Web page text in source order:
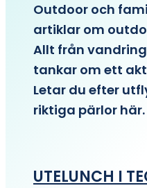
Outdoor och
artiklar om
Allt från
tankar om ett
Letar du efter
riktiga pärlor här.
UTELUNCH I